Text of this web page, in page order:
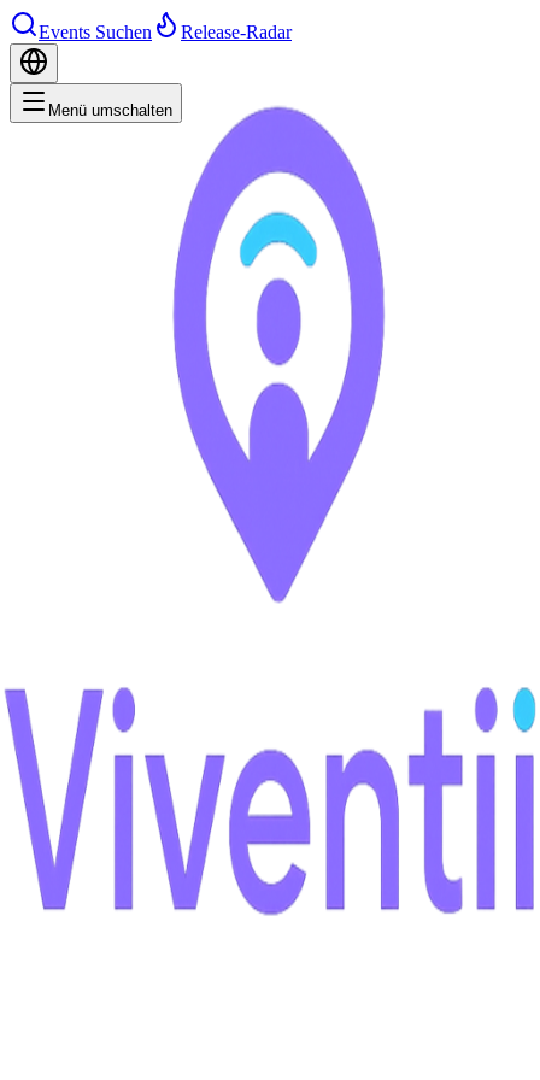
Events Suchen Release-Radar
Menü umschalten